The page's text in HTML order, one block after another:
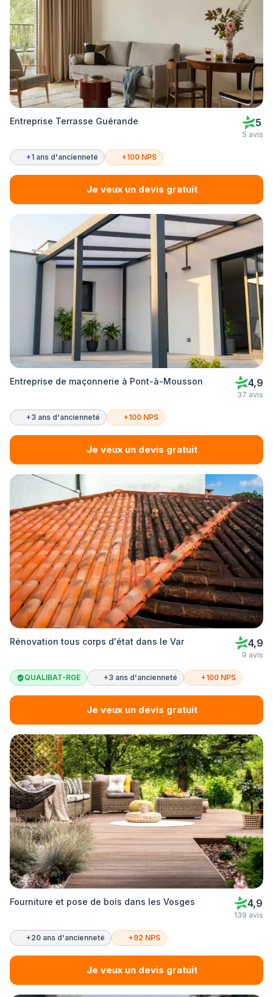
Entreprise Terrasse Guérande 5
5 avis
+1 ans d'ancienneté +100 NPS
Je veux un devis gratuit
Entreprise de maçonnerie à Pont-à-Mousson 4,9
37 avis
+3 ans d'ancienneté +100 NPS
Je veux un devis gratuit
Rénovation tous corps d'état dans le Var 4,9
9 avis
QUALIBAT-RGE +3 ans d'ancienneté +100 NPS
Je veux un devis gratuit
Fourniture et pose de bois dans les Vosges 4,9
139 avis
+20 ans d'ancienneté +92 NPS
Je veux un devis gratuit